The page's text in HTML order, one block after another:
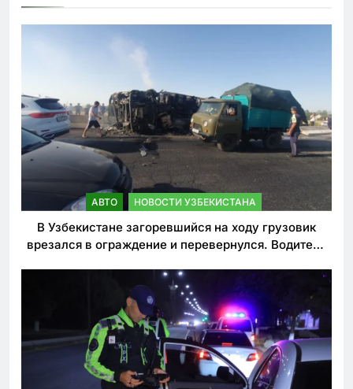
АВТО НОВОСТИ УЗБЕКИСТАНА
В Узбекистане загоревшийся на ходу грузовик
врезался в ограждение и перевернулся. Водитель